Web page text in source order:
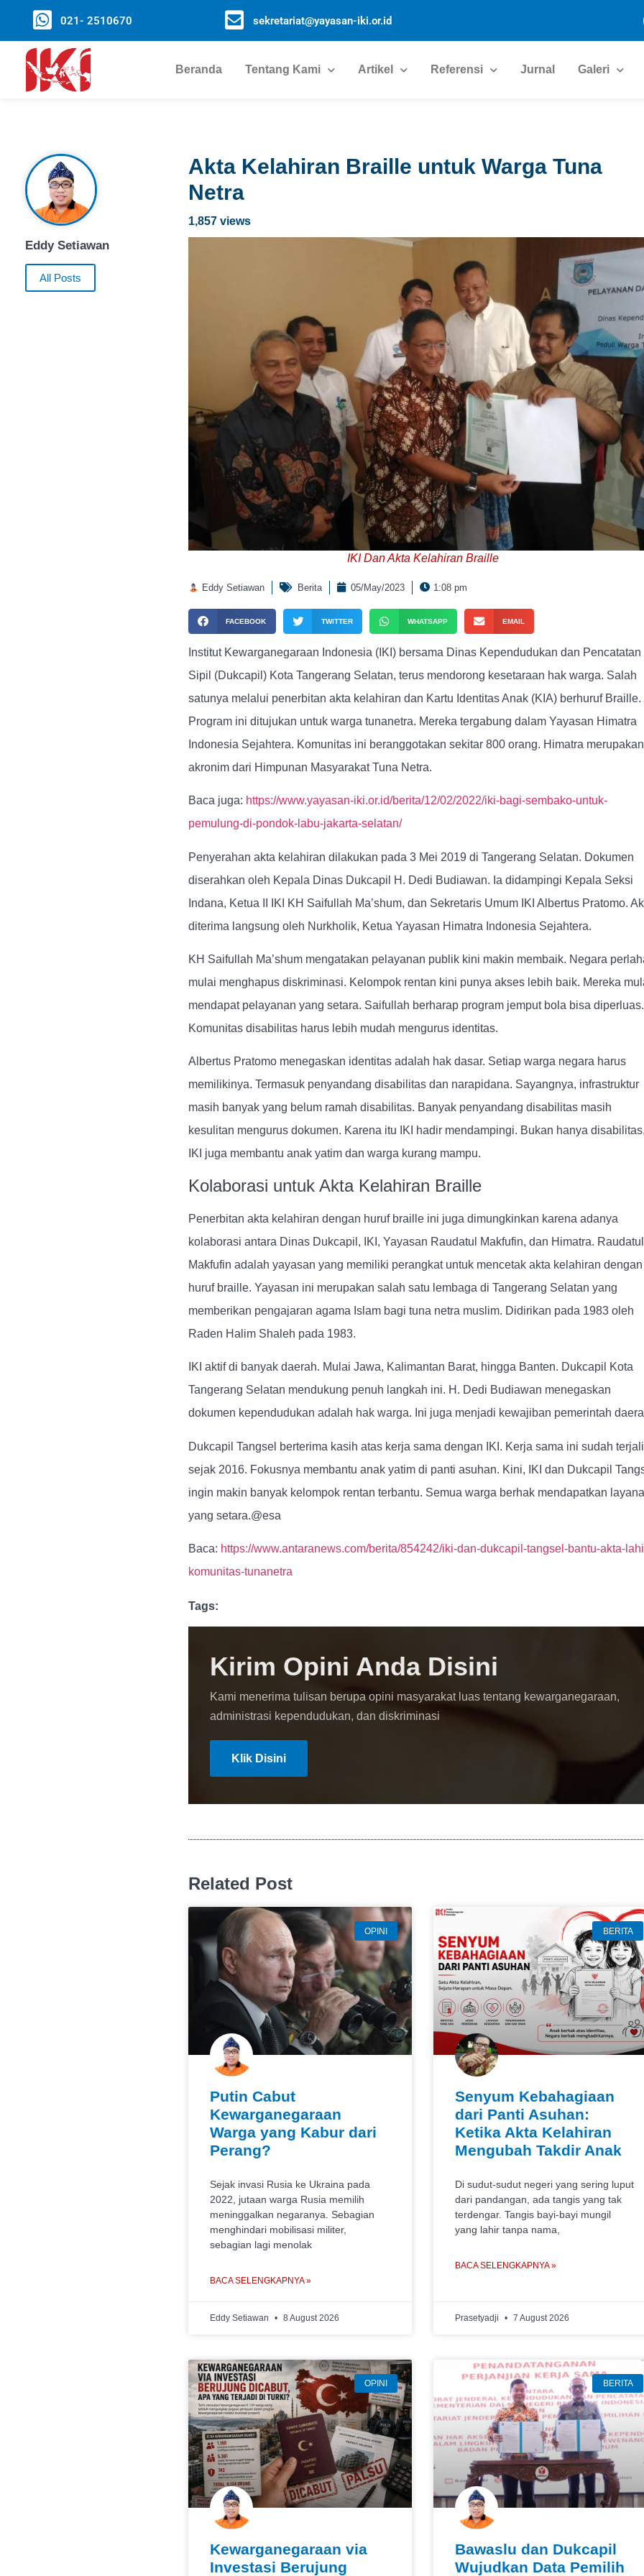
021- 2510670 sekretariat@yayasan-iki.or.id
Beranda Tentang Kami Artikel Referensi Jurnal Galeri
Eddy Setiawan
All Posts
Akta Kelahiran Braille untuk Warga Tuna
Netra
1,857 views
IKI Dan Akta Kelahiran Braille
Eddy Setiawan Berita 05/May/2023 1:08 pm
FACEBOOK TWITTER WHATSAPP EMAIL
Institut Kewarganegaraan Indonesia (IKI) bersama Dinas Kependudukan dan Pencatatan
Sipil (Dukcapil) Kota Tangerang Selatan, terus mendorong kesetaraan hak warga. Salah
satunya melalui penerbitan akta kelahiran dan Kartu Identitas Anak (KIA) berhuruf Braille.
Program ini ditujukan untuk warga tunanetra. Mereka tergabung dalam Yayasan Himatra
Indonesia Sejahtera. Komunitas ini beranggotakan sekitar 800 orang. Himatra merupakan
akronim dari Himpunan Masyarakat Tuna Netra.
Baca juga: https://www.yayasan-iki.or.id/berita/12/02/2022/iki-bagi-sembako-untuk-
pemulung-di-pondok-labu-jakarta-selatan/
Penyerahan akta kelahiran dilakukan pada 3 Mei 2019 di Tangerang Selatan. Dokumen
diserahkan oleh Kepala Dinas Dukcapil H. Dedi Budiawan. Ia didampingi Kepala Seksi
Indana, Ketua II IKI KH Saifullah Ma’shum, dan Sekretaris Umum IKI Albertus Pratomo.
diterima langsung oleh Nurkholik, Ketua Yayasan Himatra Indonesia Sejahtera.
KH Saifullah Ma’shum mengatakan pelayanan publik kini makin membaik. Negara
mulai menghapus diskriminasi. Kelompok rentan kini punya akses lebih baik. Mereka
mendapat pelayanan yang setara. Saifullah berharap program jemput bola bisa diperluas.
Komunitas disabilitas harus lebih mudah mengurus identitas.
Albertus Pratomo menegaskan identitas adalah hak dasar. Setiap warga negara harus
memilikinya. Termasuk penyandang disabilitas dan narapidana. Sayangnya, infrastruktur
masih banyak yang belum ramah disabilitas. Banyak penyandang disabilitas masih
kesulitan mengurus dokumen. Karena itu IKI hadir mendampingi. Bukan hanya
IKI juga membantu anak yatim dan warga kurang mampu.
Kolaborasi untuk Akta Kelahiran Braille
Penerbitan akta kelahiran dengan huruf braille ini juga dimungkinkan karena adanya
kolaborasi antara Dinas Dukcapil, IKI, Yayasan Raudatul Makfufin, dan Himatra. Raudatul
Makfufin adalah yayasan yang memiliki perangkat untuk mencetak akta kelahiran dengan
huruf braille. Yayasan ini merupakan salah satu lembaga di Tangerang Selatan yang
memberikan pengajaran agama Islam bagi tuna netra muslim. Didirikan pada 1983 oleh
Raden Halim Shaleh pada 1983.
IKI aktif di banyak daerah. Mulai Jawa, Kalimantan Barat, hingga Banten. Dukcapil Kota
Tangerang Selatan mendukung penuh langkah ini. H. Dedi Budiawan menegaskan
dokumen kependudukan adalah hak warga. Ini juga menjadi kewajiban pemerintah
Dukcapil Tangsel berterima kasih atas kerja sama dengan IKI. Kerja sama ini sudah
sejak 2016. Fokusnya membantu anak yatim di panti asuhan. Kini, IKI dan Dukcapil
ingin makin banyak kelompok rentan terbantu. Semua warga berhak mendapatkan
yang setara.@esa
Baca: https://www.antaranews.com/berita/854242/iki-dan-dukcapil-tangsel-bantu-akta-
komunitas-tunanetra
Tags:
Kirim Opini Anda Disini
Kami menerima tulisan berupa opini masyarakat luas tentang kewarganegaraan,
administrasi kependudukan, dan diskriminasi
Klik Disini
Related Post
OPINI
Putin Cabut
Kewarganegaraan
Warga yang Kabur dari
Perang?
Sejak invasi Rusia ke Ukraina pada
2022, jutaan warga Rusia memilih
meninggalkan negaranya. Sebagian
menghindari mobilisasi militer,
sebagian lagi menolak
BACA SELENGKAPNYA »
Eddy Setiawan 8 August 2026
BERITA
Senyum Kebahagiaan
dari Panti Asuhan:
Ketika Akta Kelahiran
Mengubah Takdir Anak
Di sudut-sudut negeri yang sering luput
dari pandangan, ada tangis yang tak
terdengar. Tangis bayi-bayi mungil
yang lahir tanpa nama,
BACA SELENGKAPNYA »
Prasetyadji 7 August 2026
OPINI
Kewarganegaraan via
Investasi Berujung
BERITA
Bawaslu dan Dukcapil
Wujudkan Data Pemilih